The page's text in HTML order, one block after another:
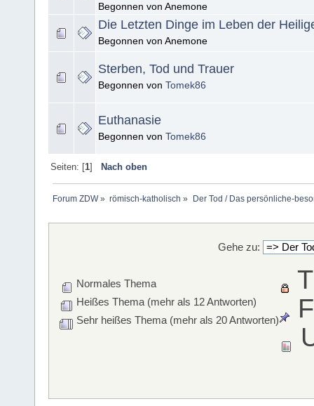
Begonnen von Anemone
Die Letzten Dinge im Leben der
Begonnen von Anemone
Sterben, Tod und Trauer
Begonnen von Tomek86
Euthanasie
Begonnen von Tomek86
Seiten: [1] Nach oben
Forum ZDW» römisch-katholisch » Der Tod / Das persönliche-
Gehe zu:
Normales Thema
Heißes Thema (mehr als 12 Antworten)
Sehr heißes Thema (mehr als 20 Antworten)